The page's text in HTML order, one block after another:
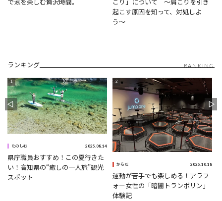
起こす原因を知って、対処しよ
う〜
ランキング RANKING
たのしむ 2025.08.14
県庁職員おすすめ！この夏行きた
い！高知県の“癒しの一人旅”観光
スポット
からだ 2025.10.18
運動が苦手でも楽しめる！アラフ
ォー女性の「暗闇トランポリン」
体験記